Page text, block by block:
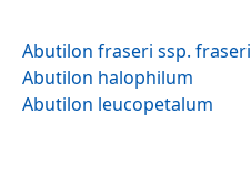
Abutilon fraseri ssp. fraseri
Abutilon halophilum
Abutilon leucopetalum